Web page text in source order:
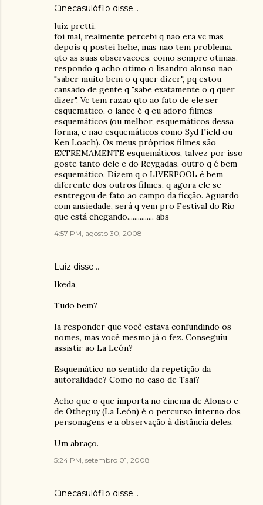
Cinecasulófilo disse…
luiz pretti,
foi mal, realmente percebi q nao era vc mas
depois q postei hehe, mas nao tem problema.
qto as suas observacoes, como sempre otimas,
respondo q acho otimo o lisandro alonso nao
"saber muito bem o q quer dizer", pq estou
cansado de gente q "sabe exatamente o q quer
dizer". Vc tem razao qto ao fato de ele ser
esquematico, o lance é q eu adoro filmes
esquemáticos (ou melhor, esquemáticos dessa
forma, e não esquemáticos como Syd Field ou
Ken Loach). Os meus próprios filmes são
EXTREMAMENTE esquemáticos, talvez por isso
goste tanto dele e do Reygadas, outro q é bem
esquemático. Dizem q o LIVERPOOL é bem
diferente dos outros filmes, q agora ele se
esntregou de fato ao campo da ficção. Aguardo
com ansiedade, será q vem pro Festival do Rio
que está chegando............... abs
4:57 PM, agosto 30, 2008
Luiz disse…
Ikeda,
Tudo bem?
Ia responder que você estava confundindo os
nomes, mas você mesmo já o fez. Conseguiu
assistir ao La León?
Esquemático no sentido da repetição da
autoralidade? Como no caso de Tsai?
Acho que o que importa no cinema de Alonso e
de Otheguy (La León) é o percurso interno dos
personagens e a observação à distância deles.
Um abraço.
5:24 PM, setembro 01, 2008
Cinecasulófilo disse…